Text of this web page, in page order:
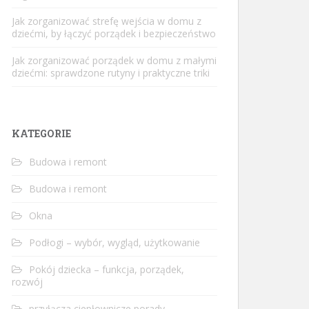
Jak zorganizować strefę wejścia w domu z
dziećmi, by łączyć porządek i bezpieczeństwo
Jak zorganizować porządek w domu z małymi
dziećmi: sprawdzone rutyny i praktyczne triki
KATEGORIE
Budowa i remont
Budowa i remont
Okna
Podłogi – wybór, wygląd, użytkowanie
Pokój dziecka – funkcja, porządek,
rozwój